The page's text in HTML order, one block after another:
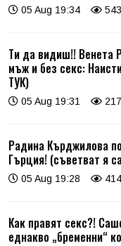
05 Aug 19:34
Ти да видиш!! Венета
мъж и без секс:
ТУК)
05 Aug 19:31
Радина Кърджилова
Гърция! (съветват я
05 Aug 19:28
Как правят секс?!
еднакво „бременни“